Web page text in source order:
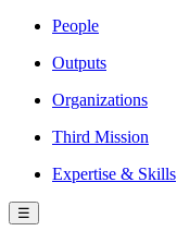
People
Outputs
Organizations
Third Mission
Expertise & Skills
☰